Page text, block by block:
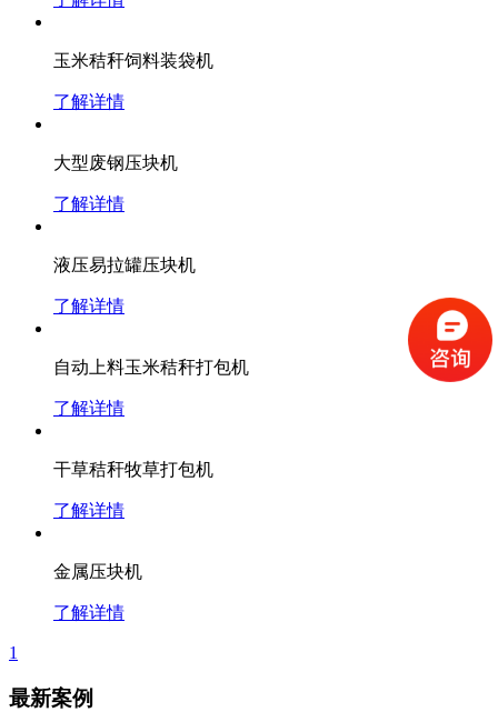
玉米秸秆饲料装袋机
了解详情
大型废钢压块机
了解详情
液压易拉罐压块机
了解详情
自动上料玉米秸秆打包机
了解详情
干草秸秆牧草打包机
了解详情
金属压块机
了解详情
1
最新案例